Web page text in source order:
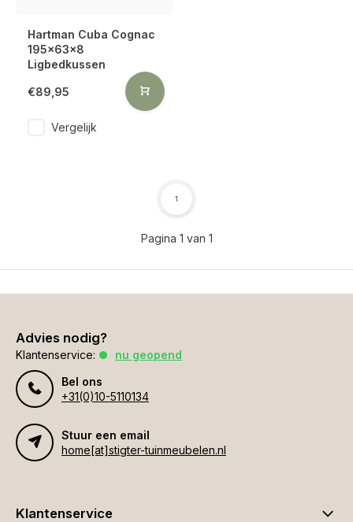
Hartman Cuba Cognac
195x63x8
Ligbedkussen
€89,95
Vergelijk
Pagina 1 van 1
1
Advies nodig?
Klantenservice:
nu geopend
Bel ons
+31(0)10-5110134
Stuur een email
home[at]stigter-tuinmeubelen.nl
Klantenservice